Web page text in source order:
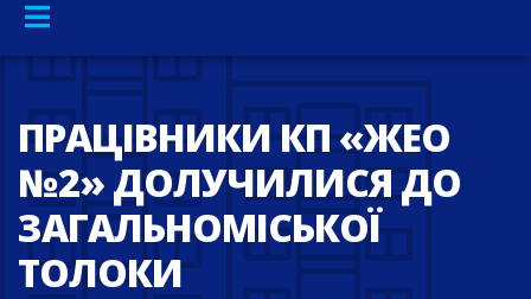
ПРАЦІВНИКИ КП «ЖЕО
№2» ДОЛУЧИЛИСЯ ДО
ЗАГАЛЬНОМІСЬКОЇ
ТОЛОКИ